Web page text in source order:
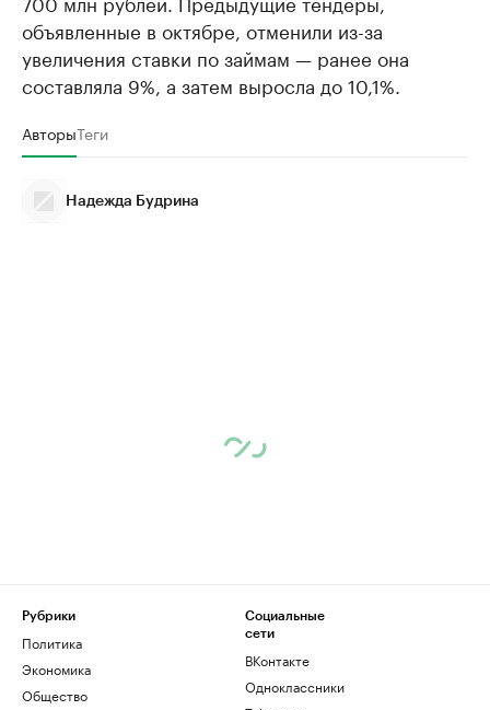
объявленные в октябре, отменили из-за
увеличения ставки по займам — ранее она
составляла 9%, а затем выросла до 10,1%.
АвторыТеги
Надежда Будрина
Рубрики
Политика
Экономика
Общество
Социальные
сети
ВКонтакте
Одноклассники